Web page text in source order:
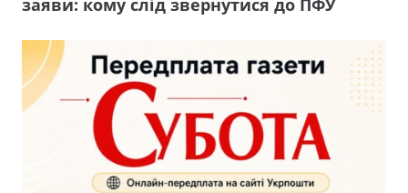
заяви: кому слід звернутися до ПФУ